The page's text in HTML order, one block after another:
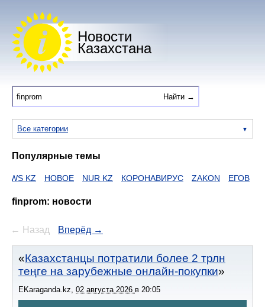
Новости
Казахстана
Все категории
Популярные темы
KZ НОВОЕ NUR KZ КОРОНАВИРУС ZAKON ЕГОВ HTTPS
finprom: новости
← Назад Вперёд →
Казахстанцы потратили более 2 трлн
теңге на зарубежные онлайн-покупки
EKaraganda.kz, 02 августа 2026 в 20:05